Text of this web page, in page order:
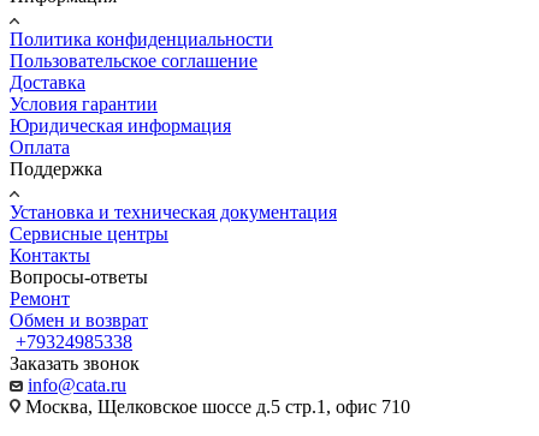
Политика конфиденциальности
Пользовательское соглашение
Доставка
Условия гарантии
Юридическая информация
Оплата
Поддержка
Установка и техническая документация
Сервисные центры
Контакты
Вопросы-ответы
Ремонт
Обмен и возврат
+79324985338
Заказать звонок
info@cata.ru
Москва, Щелковское шоссе д.5 стр.1, офис 710